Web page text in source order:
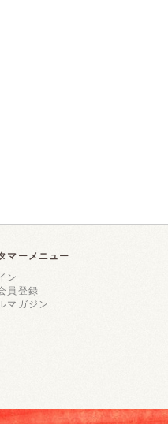
マーメニュー
ン
員登録
マガジン